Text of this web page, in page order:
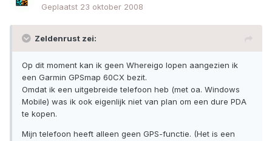
Geplaatst 23 oktober 2008
Zeldenrust zei:
Op dit moment kan ik geen Whereigo lopen aangezien ik
een Garmin GPSmap 60CX bezit.
Omdat ik een uitgebreide telefoon heb (met oa. Windows
Mobile) was ik ook eigenlijk niet van plan om een dure PDA
te kopen.
Mijn telefoon heeft alleen geen GPS-functie. (Het is een